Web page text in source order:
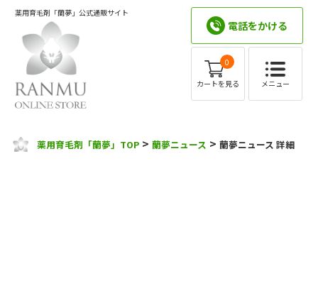
薬用育毛剤「蘭夢」公式通販サイト
電話をかける
0
カートを見る メニュー
薬用育毛剤「蘭夢」TOP >蘭夢ニュース >蘭夢ニュース 詳細